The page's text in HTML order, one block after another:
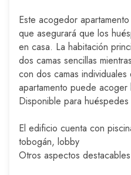
Este acogedor
que asegurará que los
en casa. La habitación
dos camas sencillas
con dos camas
apartamento puede acoger
Disponible para huéspedes
El edificio cuenta con
tobogán, lobby
Otros aspectos destacables